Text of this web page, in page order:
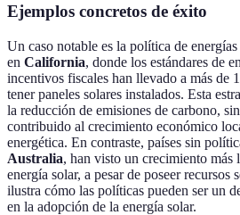
Ejemplos concretos de éxito
Un caso notable es la política de
en California, donde los estándares de
incentivos fiscales han llevado a más de
tener paneles solares instalados. Esta
la reducción de emisiones de carbono,
contribuido al crecimiento económico
energética. En contraste, países sin
Australia, han visto un crecimiento más
energía solar, a pesar de poseer recursos
ilustra cómo las políticas pueden ser un
en la adopción de la energía solar.